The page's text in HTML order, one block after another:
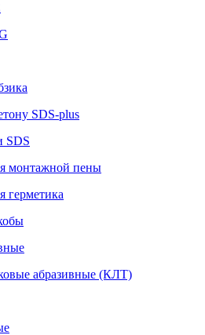
SDS-plus
SDS
монтажной пены
герметика
абразивные (КЛТ)